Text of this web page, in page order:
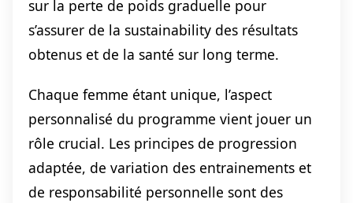
sur la perte de poids graduelle pour
s’assurer de la sustainability des résultats
obtenus et de la santé sur long terme.
Chaque femme étant unique, l’aspect
personnalisé du programme vient jouer un
rôle crucial. Les principes de progression
adaptée, de variation des entrainements et
de responsabilité personnelle sont des